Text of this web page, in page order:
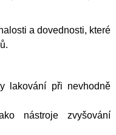
a dovednosti, které
lakování při nevhodně
nástroje zvyšování